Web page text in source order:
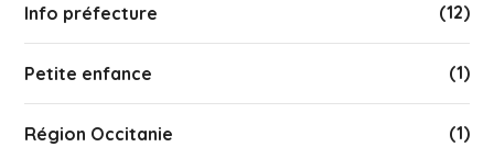
Info préfecture (12)
Petite enfance (1)
Région Occitanie (1)